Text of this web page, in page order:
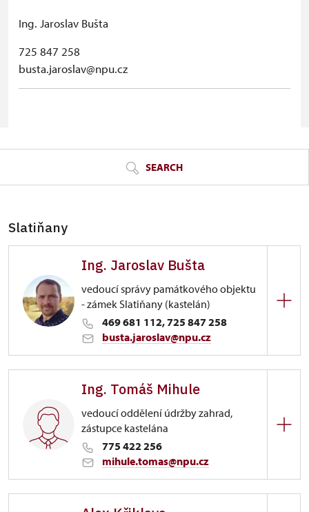
Ing. Jaroslav Bušta
725 847 258
busta.jaroslav@npu.cz
SEARCH
Slatiňany
Ing. Jaroslav Bušta
vedoucí správy památkového objektu
- zámek Slatiňany (kastelán)
469 681 112, 725 847 258
busta.jaroslav@npu.cz
Zámecký park 1/, Slatiňany
Ing. Tomáš Mihule
vedoucí oddělení údržby zahrad,
zástupce kastelána
775 422 256
mihule.tomas@npu.cz